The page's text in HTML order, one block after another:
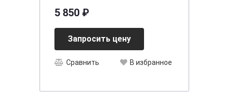
5 850 ₽
Запросить цену
Сравнить В избранное